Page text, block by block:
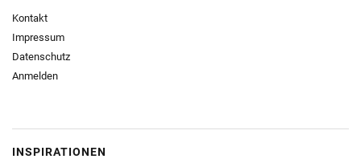
Kontakt
Impressum
Datenschutz
Anmelden
INSPIRATIONEN